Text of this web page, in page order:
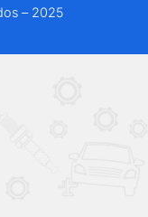
– 2025